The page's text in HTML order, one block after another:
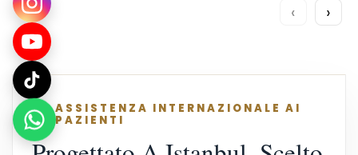
‹ ›
ASSISTENZA INTERNAZIONALE AI
PAZIENTI